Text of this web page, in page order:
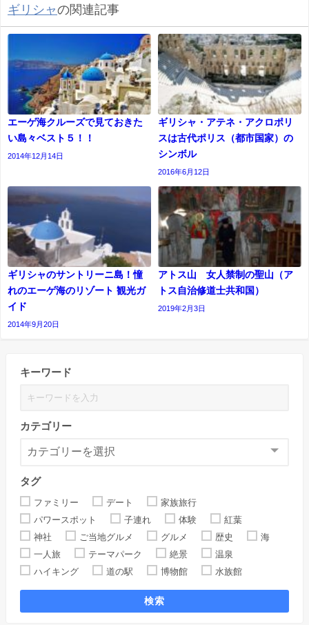
ギリシャの関連記事
エーゲ海クルーズで見ておきた
い島々ベスト５！！
2014年12月14日
ギリシャ・アテネ・アクロポリ
スは古代ポリス（都市国家）の
シンボル
2016年6月12日
ギリシャのサントリーニ島！憧
れのエーゲ海のリゾート 観光ガ
イド
2014年9月20日
アトス山 女人禁制の聖山（ア
トス自治修道士共和国）
2019年2月3日
キーワード
カテゴリー
タグ
ファミリー デート
家族旅行
パワースポット
子連れ 体験
紅葉
神社
ご当地グルメ グルメ 歴史
海
一人旅
テーマパーク 絶景
温泉
ハイキング
道の駅 博物館 水族館
検索